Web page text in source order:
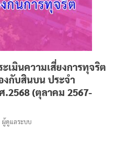
เมินความเสี่ยงการทุจริต
งกับสินบน ประจำ
(ตุลาคม 2567-
ผู้ดูแลระบบ